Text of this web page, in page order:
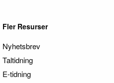
Fler Resurser
Nyhetsbrev
Taltidning
E-tidning